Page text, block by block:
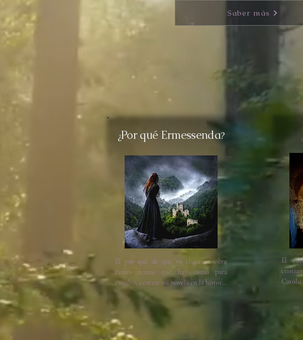
Saber más
¿Por qué Ermessenda?
El por qué de que yo eligiera, sobre
tantos temas que hay como para
escribir, centrar mi novela en la historia
de una vizcondesa medieval en tiempos
de los cátaros, tiene muchas causas que
se juntan, pero una de las más
importantes es mi propia historia
familiar, y los pequeños “milagros” que
El
en un